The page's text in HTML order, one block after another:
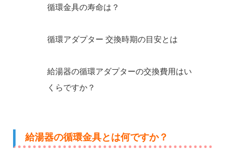
循環金具の寿命は？
循環アダプター 交換時期の目安とは
給湯器の循環アダプターの交換費用はい
くらですか？
給湯器の循環金具とは何ですか？